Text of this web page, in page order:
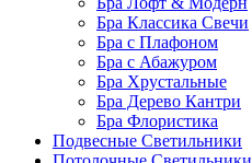
Бра Классика Свечи
Бра с Плафоном
Бра с Абажуром
Бра Хрустальные
Бра Дерево Кантри
Бра Флористика
Подвесные Светильники